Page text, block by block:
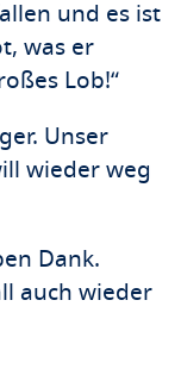
und es ist
was er
Lob!“
Unser
wieder weg
Dank.
auch wieder